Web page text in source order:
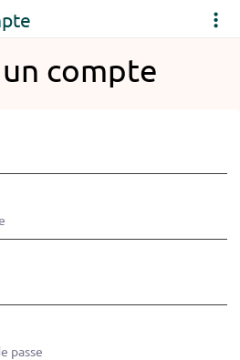
compte
passe